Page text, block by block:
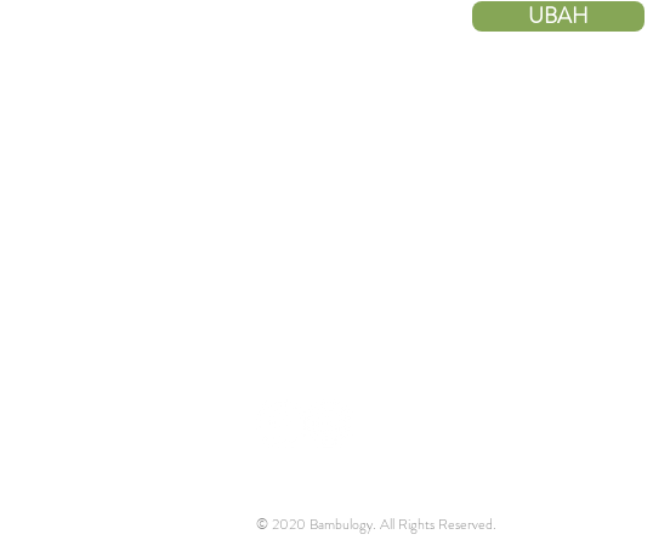
UBAH
© 2020 Bambulogy. All Rights Reserved.